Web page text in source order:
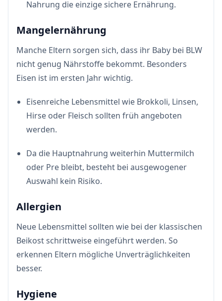
Nahrung die einzige sichere Ernährung.
Mangelernährung
Manche Eltern sorgen sich, dass ihr Baby bei BLW
nicht genug Nährstoffe bekommt. Besonders
Eisen ist im ersten Jahr wichtig.
Eisenreiche Lebensmittel wie Brokkoli, Linsen,
Hirse oder Fleisch sollten früh angeboten
werden.
Da die Hauptnahrung weiterhin Muttermilch
oder Pre bleibt, besteht bei ausgewogener
Auswahl kein Risiko.
Allergien
Neue Lebensmittel sollten wie bei der klassischen
Beikost schrittweise eingeführt werden. So
erkennen Eltern mögliche Unverträglichkeiten
besser.
Hygiene